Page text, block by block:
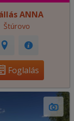
ANNA
Štúrovo
Foglalás